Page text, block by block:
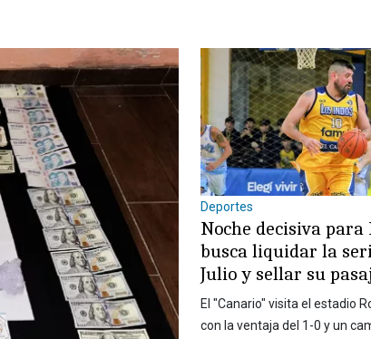
Deportes
Noche decisiva para
busca liquidar la
Julio y sellar su
El "Canario" visita el estadio
con la ventaja del 1-0 y un